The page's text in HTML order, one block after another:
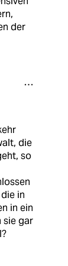
der
die
so
in
in ein
sie gar